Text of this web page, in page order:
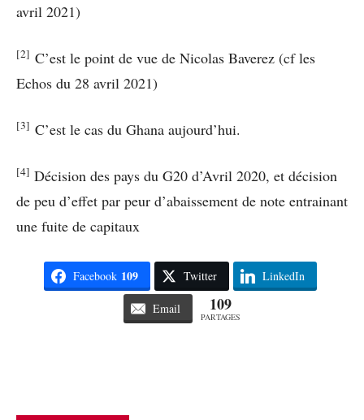
avril 2021)
[2] C’est le point de vue de Nicolas Baverez (cf les
Echos du 28 avril 2021)
[3] C’est le cas du Ghana aujourd’hui.
[4] Décision des pays du G20 d’Avril 2020, et décision
de peu d’effet par peur d’abaissement de note entrainant
une fuite de capitaux
Facebook 109 Twitter LinkedIn
Email 109
PARTAGES